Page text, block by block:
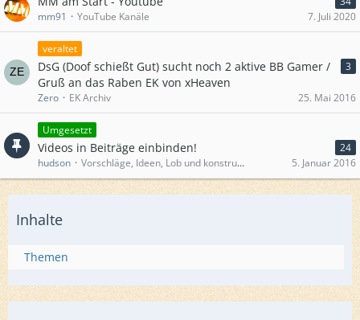
mm91
YouTube Kanäle 7. Juli 2020
veraltet
DsG (Doof schießt Gut) sucht noch 2 aktive BB Gamer /
Gruß an das Raben EK von xHeaven
3
Zero EK Archiv 25. Mai 2016
Umgesetzt
Videos in Beiträge einbinden!
24
hudson
Vorschläge, Ideen, Lob und konstruktive Kritik zum Forum 5. Januar 2016
Inhalte
Themen